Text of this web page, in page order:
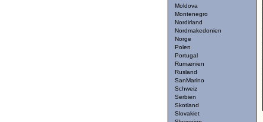
Moldova
Montenegro
Nordirland
Nordmakedonien
Norge
Polen
Portugal
Rumænien
Rusland
SanMarino
Schweiz
Serbien
Skotland
Slovakiet